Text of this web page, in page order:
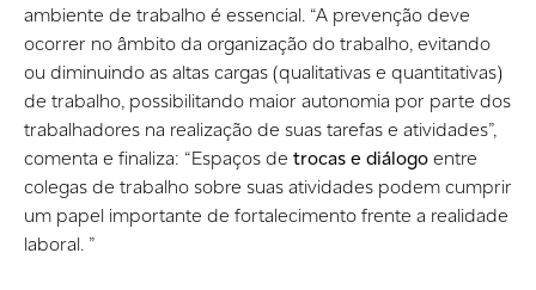
ambiente de trabalho é essencial. “A prevenção deve
ocorrer no âmbito da organização do trabalho, evitando
ou diminuindo as altas cargas (qualitativas e quantitativas)
de trabalho, possibilitando maior autonomia por parte dos
trabalhadores na realização de suas tarefas e atividades”,
comenta e finaliza: “Espaços de trocas e diálogoentre
colegas de trabalho sobre suas atividades podem cumprir
um papel importante de fortalecimento frente a realidade
laboral. ”